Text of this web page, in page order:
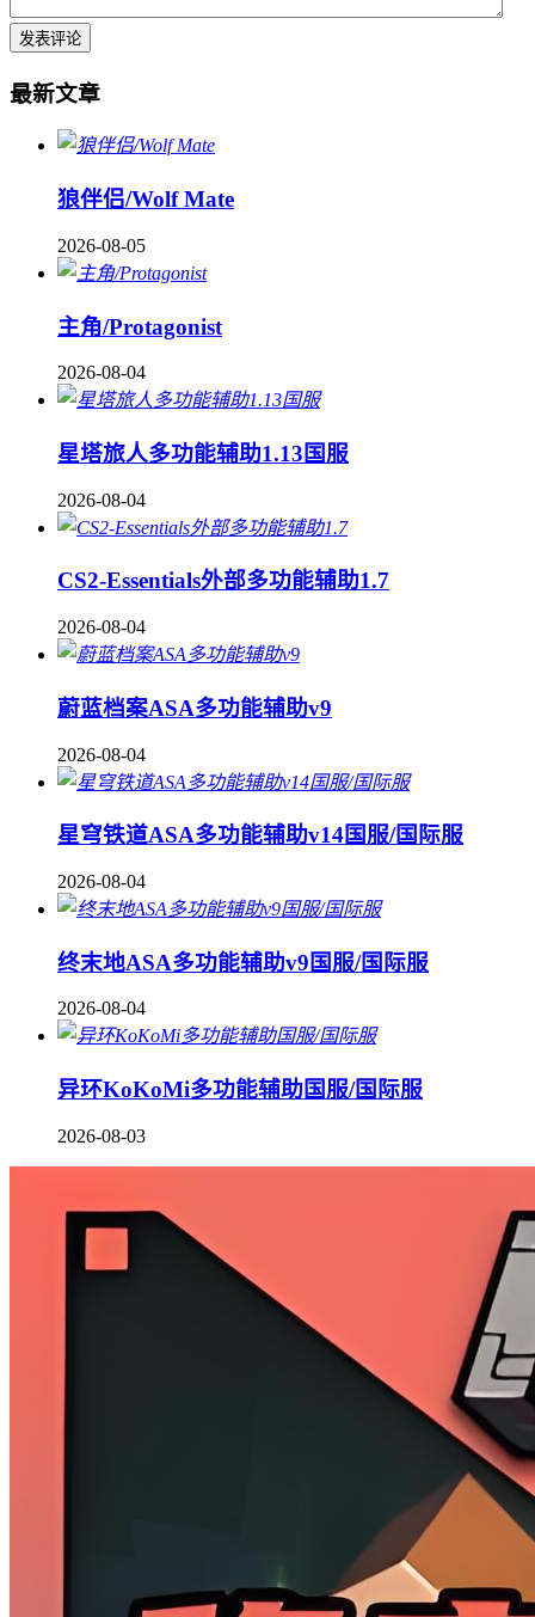
最新文章
狼伴侣/Wolf Mate
2026-08-05
主角/Protagonist
2026-08-04
星塔旅人多功能辅助1.13国服
2026-08-04
CS2-Essentials外部多功能辅助1.7
2026-08-04
蔚蓝档案ASA多功能辅助v9
2026-08-04
星穹铁道ASA多功能辅助v14国服/国际服
2026-08-04
终末地ASA多功能辅助v9国服/国际服
2026-08-04
异环KoKoMi多功能辅助国服/国际服
2026-08-03